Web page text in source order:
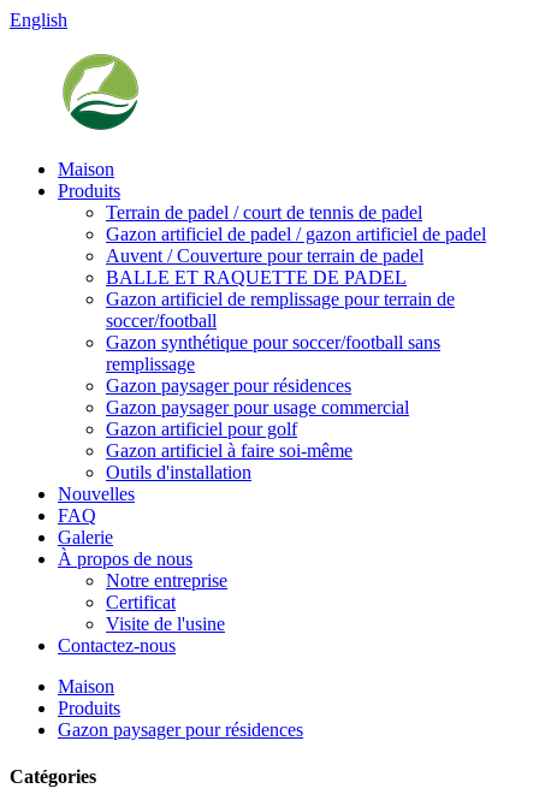
English
Maison
Produits
Terrain de padel / court de tennis de padel
Gazon artificiel de padel / gazon artificiel de padel
Auvent / Couverture pour terrain de padel
BALLE ET RAQUETTE DE PADEL
Gazon artificiel de remplissage pour terrain de
soccer/football
Gazon synthétique pour soccer/football sans
remplissage
Gazon paysager pour résidences
Gazon paysager pour usage commercial
Gazon artificiel pour golf
Gazon artificiel à faire soi-même
Outils d'installation
Nouvelles
FAQ
Galerie
À propos de nous
Notre entreprise
Certificat
Visite de l'usine
Contactez-nous
Maison
Produits
Gazon paysager pour résidences
Catégories